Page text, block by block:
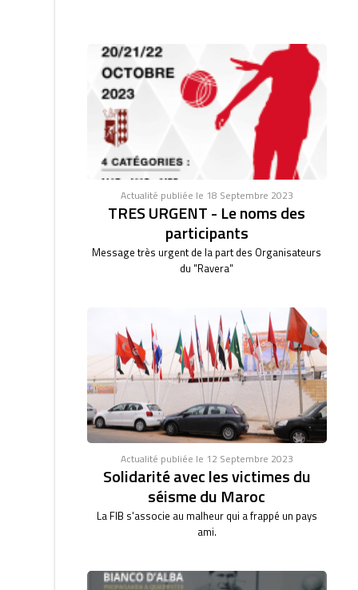
Actualité publiée le 18 Septembre 2023
TRES URGENT - Le noms des
participants
Message très urgent de la part des Organisateurs
du "Ravera"
Actualité publiée le 12 Septembre 2023
Solidarité avec les victimes du
séisme du Maroc
La FIB s'associe au malheur qui a frappé un pays
ami.